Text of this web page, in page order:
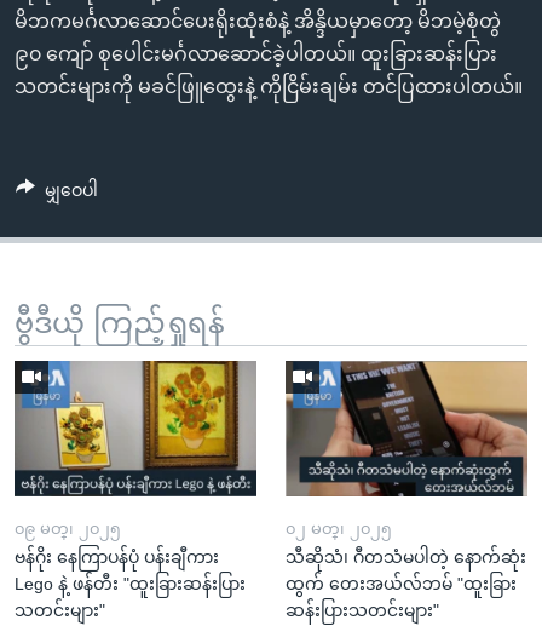
ရန်
နေရာ
သို့
မိဘကမင်္ဂလာဆောင်ပေးရိုးထုံးစံနဲ့ အိန္ဒိယမှာတော့ မိဘမဲ့စုံတွဲ
၉၀ ကျော် စုပေါင်းမင်္ဂလာဆောင်ခဲ့ပါတယ်။ ထူးခြားဆန်းပြား
သတင်းများကို မခင်ဖြူထွေးနဲ့ ကိုငြိမ်းချမ်း တင်ပြထားပါတယ်။
မျှဝေပါ
ဗွီဒီယို ကြည့်ရှုရန်
၀၉ မတ္၊ ၂၀၂၅
ဗန်ဂိုး နေကြာပန်ပုံ ပန်းချီကား
Lego နဲ့ ဖန်တီး "ထူးခြားဆန်းပြား
သတင်းများ"
၀၂ မတ္၊ ၂၀၂၅
သီဆိုသံ၊ ဂီတသံမပါတဲ့ နောက်ဆုံး
ထွက် တေးအယ်လ်ဘမ် "ထူးခြား
ဆန်းပြားသတင်းများ"